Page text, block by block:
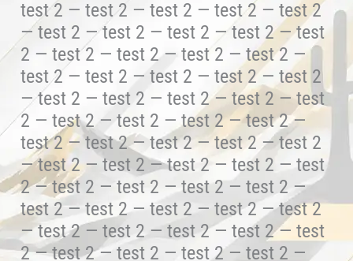
test 2 — test 2 — test 2 — test 2 — test 2
— test 2 — test 2 — test 2 — test 2 — test
2 — test 2 — test 2 — test 2 — test 2 —
test 2 — test 2 — test 2 — test 2 — test 2
— test 2 — test 2 — test 2 — test 2 — test
2 — test 2 — test 2 — test 2 — test 2 —
test 2 — test 2 — test 2 — test 2 — test 2
— test 2 — test 2 — test 2 — test 2 — test
2 — test 2 — test 2 — test 2 — test 2 —
test 2 — test 2 — test 2 — test 2 — test 2
— test 2 — test 2 — test 2 — test 2 — test
2 — test 2 — test 2 — test 2 — test 2 —